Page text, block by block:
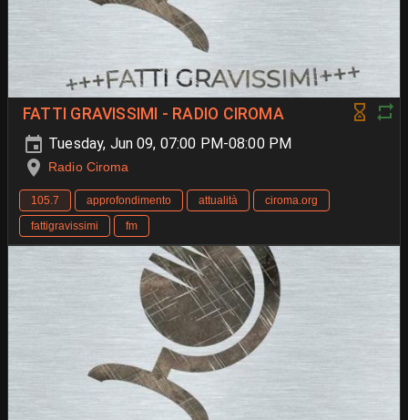
FATTI GRAVISSIMI - RADIO CIROMA
Tuesday, Jun 09, 07:00 PM-08:00 PM
Radio Ciroma
105.7 approfondimento attualità
ciroma.org
fattigravissimi
fm